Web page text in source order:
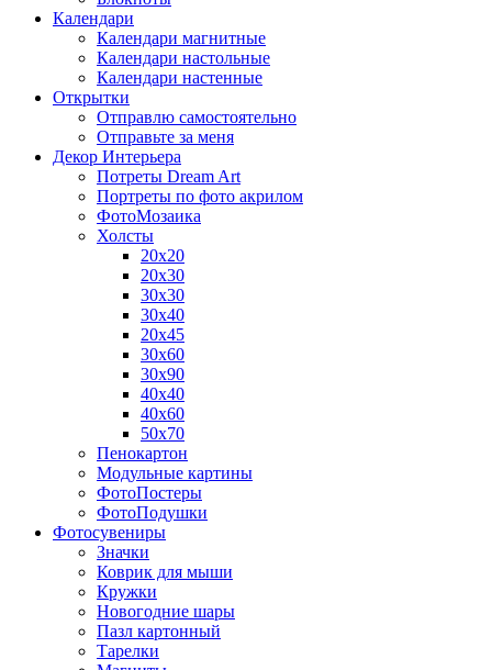
Календари
Календари магнитные
Календари настольные
Календари настенные
Открытки
Отправлю самостоятельно
Отправьте за меня
Декор Интерьера
Потреты Dream Art
Портреты по фото акрилом
ФотоМозаика
Холсты
20х20
20х30
30х30
30х40
20х45
30х60
30х90
40х40
40х60
50х70
Пенокартон
Модульные картины
ФотоПостеры
ФотоПодушки
Фотоcувениры
Значки
Коврик для мыши
Кружки
Новогодние шары
Пазл картонный
Тарелки